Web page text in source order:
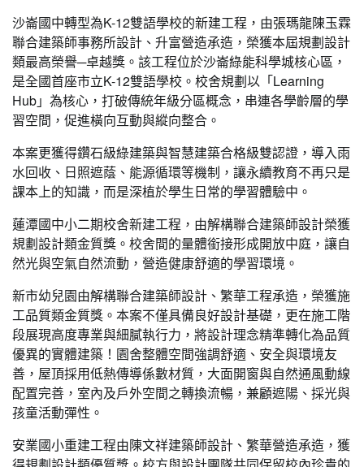
沙崙國中轉型為K-12雙語學校的新建工程，由張瑪龍陳玉霖
聯合建築師事務所設計、升富營造承造，榮獲本屆規劃設計
類最高榮譽─卓越獎。該工程位於沙崙綠能科學城核心區，
是全國首座市立K-12雙語學校。校舍規劃以「Learning
Hub」為核心，打破傳統年級分區概念，串連各學齡層的學
習空間，促進橫向互動與縱向整合。
本案更獲得鑽石級綠建築與智慧建築合格級雙認證，導入雨
水回收、日照遮蔭、能源循環等機制，讓永續教育不再只是
課本上的知識，而是深植於學生日常的學習體驗中。
蓮潭國中小二期校舍新建工程，由解構聯合建築師設計榮獲
規劃設計類金質獎。校舍間的量體銜接形成開放中庭，讓自
然光與空氣自然流動，營造健康舒適的學習環境。
新市幼兒園由解構聯合建築師設計、繁華工程承造，榮獲施
工品質類金質獎。本案不僅具備良好設計基礎，更在施工階
段展現高度專業與細膩執行力，將設計理念精準轉化為品質
優異的實體建築！園舍整體空間強調舒適、安全與環境友
善，屋頂採用低熱傳導係數材質，大面開窗與自然通風動線
配置完善，室內及戶外空間之轉換流暢，兼顧遮陽、採光與
孩童活動彈性。
安業國小重建工程由陳文祥建築師設計、繁華營造承造，獲